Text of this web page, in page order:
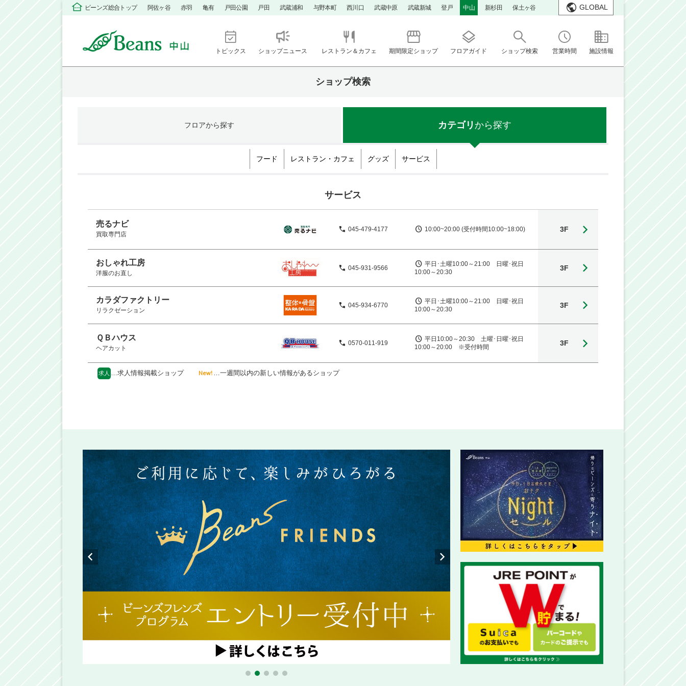
ビーンズ総合トップ 阿佐ヶ谷 赤羽 亀有 戸田公園 戸田 武蔵浦和 与野本町 西川口 武蔵中原 武蔵新城 登戸 中山 新杉田 保土ヶ谷 GLOBAL
トピックス ショップニュース レストラン＆カフェ 期間限定ショップ フロアガイド ショップ検索 営業時間 施設情報
ショップ検索
フロアから探す カテゴリ から探す
フード レストラン・カフェ グッズ サービス
サービス
売るナビ
買取専門店
045-479-4177 10:00~20:00 (受付時間10:00~18:00) 3F
おしゃれ工房
洋服のお直し
045-931-9566
平日･土曜10:00～21:00 日曜･祝日
10:00～20:30
3F
カラダファクトリー
リラクゼーション
045-934-6770
平日･土曜10:00～21:00 日曜･祝日
10:00～20:30
3F
ＱＢハウス
ヘアカット
0570-011-919
平日10:00～20:30 土曜･日曜･祝日
10:00～20:00 ※受付時間
3F
求人 …求人情報掲載ショップ New! …一週間以内の新しい情報があるショップ